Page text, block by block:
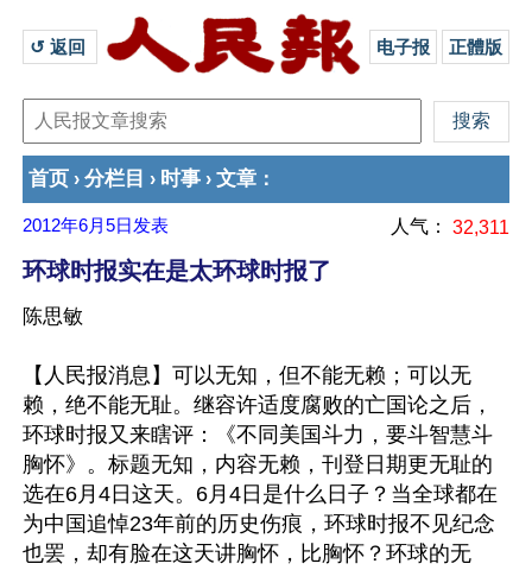
↺ 返回 电子报 正體版
首页 › 分栏目 › 时事 › 文章 ：
2012年6月5日 发表 人气： 32,311
环球时报实在是太环球时报了
陈思敏
【人民报消息】可以无知，但不能无赖；可以无
赖，绝不能无耻。继容许适度腐败的亡国论之后，
环球时报又来瞎评：《不同美国斗力，要斗智慧斗
胸怀》。标题无知，内容无赖，刊登日期更无耻的
选在6月4日这天。6月4日是什么日子？当全球都在
为中国追悼23年前的历史伤痕，环球时报不见纪念
也罢，却有脸在这天讲胸怀，比胸怀？环球的无